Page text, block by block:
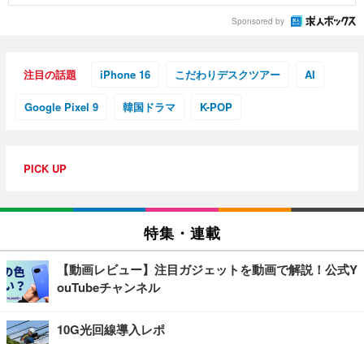
Sponsored by
注目の話題 iPhone 16 こだわりデスクツアー AI
Google Pixel 9 韓国ドラマ K-POP
PICK UP
特集・連載
【動画レビュー】注目ガジェットを動画で解説！公式Y
ouTubeチャンネル
10G光回線導入レポ